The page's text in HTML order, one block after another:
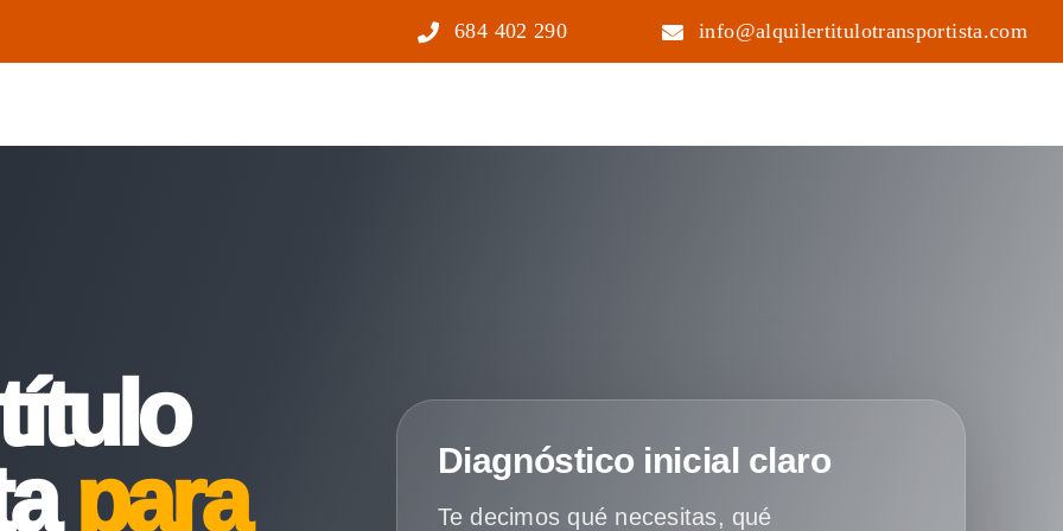
684 402 290 info@alquilertitulotransportista.com
para
Diagnóstico inicial claro
Te decimos qué necesitas, qué